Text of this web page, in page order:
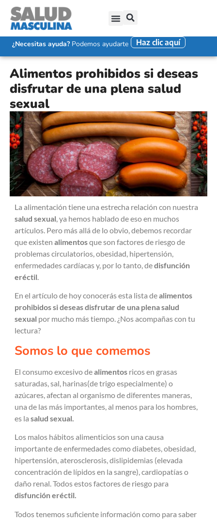
¿Necesitas ayuda?Podemos ayudarte Haz clic aquí
Alimentos prohibidos si deseas
disfrutar de una plena salud
sexual
La alimentación tiene una estrecha relación con nuestra
salud sexual, ya hemos hablado de eso en muchos
artículos. Pero más allá de lo obvio, debemos recordar
que existen alimentosque son factores de riesgo de
problemas circulatorios, obesidad, hipertensión,
enfermedades cardíacas y, por lo tanto, dedisfunción
eréctil.
En el artículo de hoy conocerás esta lista dealimentos
prohibidos si deseas disfrutar de una plena salud
sexual por mucho más tiempo. ¿Nos acompañas con tu
lectura?
Somos lo que comemos
El consumo excesivo dealimentos ricos en grasas
saturadas, sal, harinas(de trigo especialmente) o
azúcares, afectan al organismo de diferentes maneras,
una de las más importantes, al menos para los hombres,
es la salud sexual.
Los malos hábitos alimenticios son una causa
importante de enfermedades como diabetes, obesidad,
hipertensión, aterosclerosis, dislipidemias (elevada
concentración de lípidos en la sangre), cardiopatías o
daño renal. Todos estos factores de riesgo para
disfunción eréctil.
Todos tenemos suficiente información como para saber